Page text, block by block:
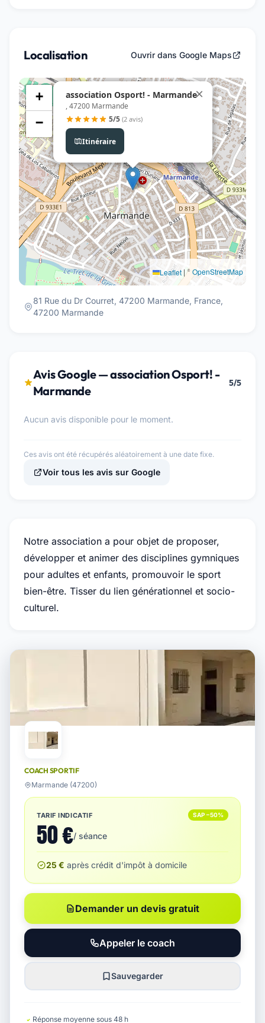
Localisation Ouvrir dans Google Maps
association Osport! - Marmande
, 47200 Marmande
5/5 (2 avis)
Itinéraire
×
+
−
Leaflet |© OpenStreetMap
81 Rue du Dr Courret, 47200 Marmande, France,
47200 Marmande
Avis Google — association Osport! -
Marmande
5/5
Aucun avis disponible pour le moment.
Ces avis ont été récupérés aléatoirement à une date fixe.
Voir tous les avis sur Google
Notre association a pour objet de proposer,
développer et animer des disciplines gymniques
pour adultes et enfants, promouvoir le sport
bien-être. Tisser du lien générationnel et socio-
culturel.
COACH SPORTIF
Marmande (47200)
TARIF INDICATIF SAP −50%
50 €/ séance
25 € après crédit d'impôt à domicile
Demander un devis gratuit
Appeler le coach
Sauvegarder
Réponse moyenne sous 48 h